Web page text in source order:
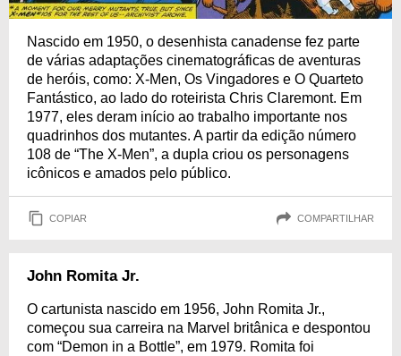
Nascido em 1950, o desenhista canadense fez parte
de várias adaptações cinematográficas de aventuras
de heróis, como: X-Men, Os Vingadores e O Quarteto
Fantástico, ao lado do roteirista Chris Claremont. Em
1977, eles deram início ao trabalho importante nos
quadrinhos dos mutantes. A partir da edição número
108 de “The X-Men”, a dupla criou os personagens
icônicos e amados pelo público.
COPIAR COMPARTILHAR
John Romita Jr.
O cartunista nascido em 1956, John Romita Jr.,
começou sua carreira na Marvel britânica e despontou
com “Demon in a Bottle”, em 1979. Romita foi